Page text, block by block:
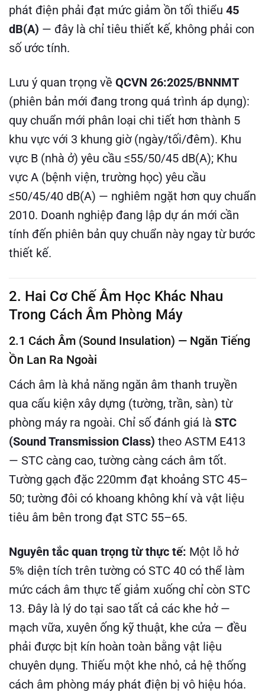
phát điện phải đạt mức giảm ồn tối thiểu 45
dB(A) — đây là chỉ tiêu thiết kế, không phải con
số ước tính.
Lưu ý quan trọng về QCVN 26:2025/BNNMT
(phiên bản mới đang trong quá trình áp dụng):
quy chuẩn mới phân loại chi tiết hơn thành 5
khu vực với 3 khung giờ (ngày/tối/đêm). Khu
vực B (nhà ở) yêu cầu ≤55/50/45 dB(A); Khu
vực A (bệnh viện, trường học) yêu cầu
≤50/45/40 dB(A) — nghiêm ngặt hơn quy chuẩn
2010. Doanh nghiệp đang lập dự án mới cần
tính đến phiên bản quy chuẩn này ngay từ bước
thiết kế.
2. Hai Cơ Chế Âm Học Khác Nhau
Trong Cách Âm Phòng Máy
2.1 Cách Âm (Sound Insulation) — Ngăn Tiếng
Ồn Lan Ra Ngoài
Cách âm là khả năng ngăn âm thanh truyền
qua cấu kiện xây dựng (tường, trần, sàn) từ
phòng máy ra ngoài. Chỉ số đánh giá là STC
(Sound Transmission Class) theo ASTM E413
— STC càng cao, tường càng cách âm tốt.
Tường gạch đặc 220mm đạt khoảng STC 45–
50; tường đôi có khoang không khí và vật liệu
tiêu âm bên trong đạt STC 55–65.
Nguyên tắc quan trọng từ thực tế: Một lỗ hở
5% diện tích trên tường có STC 40 có thể làm
mức cách âm thực tế giảm xuống chỉ còn STC
13. Đây là lý do tại sao tất cả các khe hở —
mạch vữa, xuyên ống kỹ thuật, khe cửa — đều
phải được bịt kín hoàn toàn bằng vật liệu
chuyên dụng. Thiếu một khe nhỏ, cả hệ thống
cách âm phòng máy phát điện bị vô hiệu hóa.